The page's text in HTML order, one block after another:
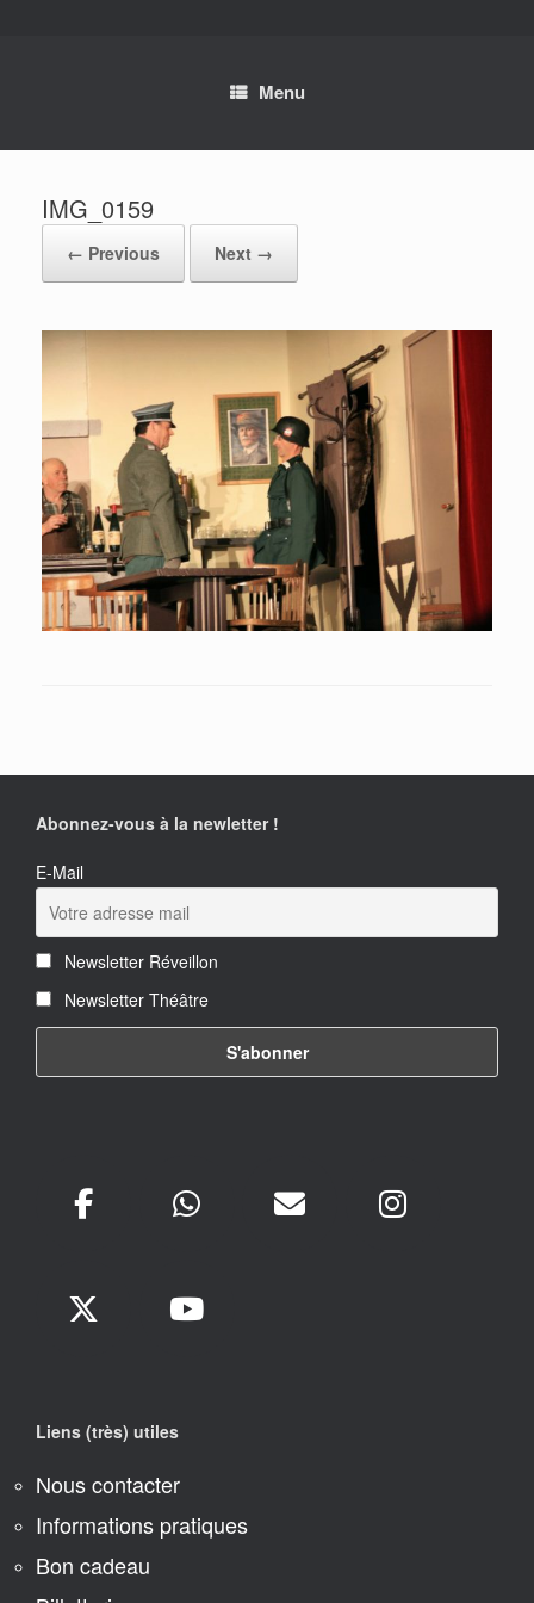
Menu
IMG_0159
← Previous Next →
Abonnez-vous à la newletter !
E-Mail
Newsletter Réveillon
Newsletter Théâtre
Liens (très) utiles
Nous contacter
Informations pratiques
Bon cadeau